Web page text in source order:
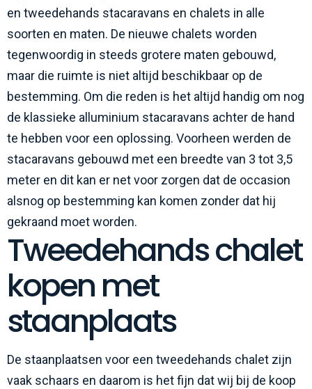
en tweedehands stacaravans en chalets in alle
soorten en maten. De nieuwe chalets worden
tegenwoordig in steeds grotere maten gebouwd,
maar die ruimte is niet altijd beschikbaar op de
bestemming. Om die reden is het altijd handig om nog
de klassieke alluminium stacaravans achter de hand
te hebben voor een oplossing. Voorheen werden de
stacaravans gebouwd met een breedte van 3 tot 3,5
meter en dit kan er net voor zorgen dat de occasion
alsnog op bestemming kan komen zonder dat hij
gekraand moet worden.
Tweedehands chalet
kopen met
staanplaats
De staanplaatsen voor een tweedehands chalet zijn
vaak schaars en daarom is het fijn dat wij bij de koop